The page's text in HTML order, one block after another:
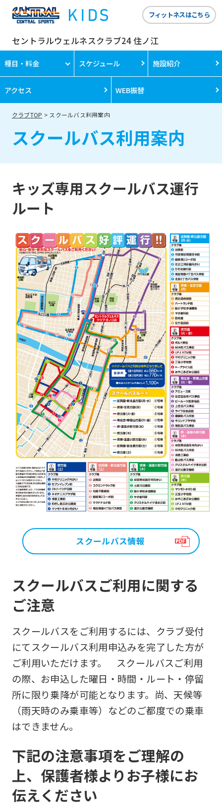
セントラルウェルネスクラブ24 住ノ江
フィットネスはこちら
種目・料金 スケジュール 施設紹介
アクセス WEB振替
クラブTOP スクールバス利用案内
スクールバス利用案内
キッズ専用スクールバス運行
ルート
スクールバス情報
スクールバスご利用に関する
ご注意
スクールバスをご利用するには、クラブ受付
にてスクールバス利用申込みを完了した方が
ご利用いただけます。 スクールバスご利用
の際、お申込した曜日・時間・ルート・停留
所に限り乗降が可能となります。尚、天候等
（雨天時のみ乗車等）などのご都度での乗車
はできません。
下記の注意事項をご理解の
上、保護者様よりお子様にお
伝えください